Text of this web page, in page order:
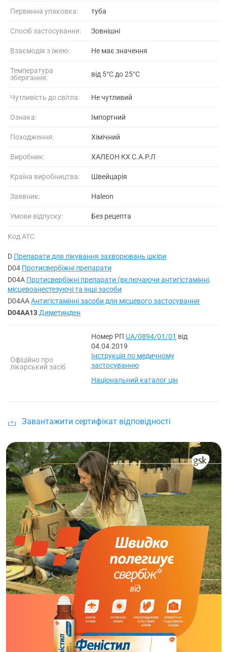
Первинна упаковка: туба
Спосіб застосування: Зовнішні
Взаємодія з їжею: Не має значення
Температура
зберігання:
від 5°C до 25°C
Чутливість до світла: Не чутливий
Ознака: Імпортний
Походження: Хімічний
Виробник: ХАЛЕОН КХ С.А.Р.Л
Країна виробництва: Швейцарія
Заявник: Haleon
Умови відпуску: Без рецепта
Код АТС
D Препарати для лікування захворювань шкіри
D04 Протисвербіжні препарати
D04A Протисвербіжні препарати (включаючи антигістамінні,
місцевоанестезуючі та інші засоби
D04AAАнтигістамінні засоби для місцевого застосування
D04AA13 Диметинден
Офіційно про
лікарський засіб
Номер РП UA/0894/01/01 від
04.04.2019
Інструкція по медичному
застосуванню
Національний каталог цін
Завантажити сертифікат відповідності